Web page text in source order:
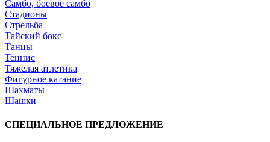
Самбо, боевое самбо
Стадионы
Стрельба
Тайский бокс
Танцы
Теннис
Тяжелая атлетика
Фигурное катание
Шахматы
Шашки
СПЕЦИАЛЬНОЕ ПРЕДЛОЖЕНИЕ